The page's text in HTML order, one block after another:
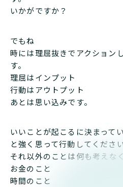
いかがですか？
でもね
時には理屈抜きでアクション
す。
理屈はインプット
行動はアウトプット
あとは思い込みです。
いいことが起こるに決まって
と強く思って行動してください
それ以外のことは何も考えな
お金のこと
時間のこと